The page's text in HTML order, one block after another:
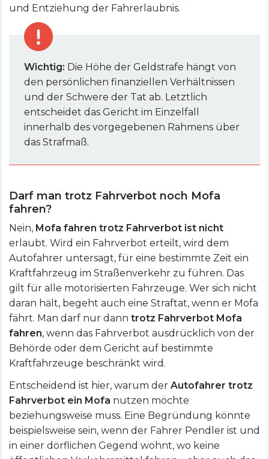
und Entziehung der Fahrerlaubnis.
Wichtig: Die Höhe der Geldstrafe hängt von
den persönlichen finanziellen Verhältnissen
und der Schwere der Tat ab. Letztlich
entscheidet das Gericht im Einzelfall
innerhalb des vorgegebenen Rahmens über
das Strafmaß.
Darf man trotz Fahrverbot noch Mofa
fahren?
Nein, Mofa fahren trotz Fahrverbot ist nicht
erlaubt. Wird ein Fahrverbot erteilt, wird dem
Autofahrer untersagt, für eine bestimmte Zeit ein
Kraftfahrzeug im Straßenverkehr zu führen. Das
gilt für alle motorisierten Fahrzeuge. Wer sich nicht
daran hält, begeht auch eine Straftat, wenn er Mofa
fährt. Man darf nur dann trotz Fahrverbot Mofa
fahren, wenn das Fahrverbot ausdrücklich von der
Behörde oder dem Gericht auf bestimmte
Kraftfahrzeuge beschränkt wird.
Entscheidend ist hier, warum der Autofahrer trotz
Fahrverbot ein Mofa nutzen möchte
beziehungsweise muss. Eine Begründung könnte
beispielsweise sein, wenn der Fahrer Pendler ist und
in einer dörflichen Gegend wohnt, wo keine